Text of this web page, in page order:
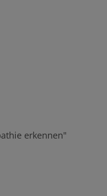
erkennen"